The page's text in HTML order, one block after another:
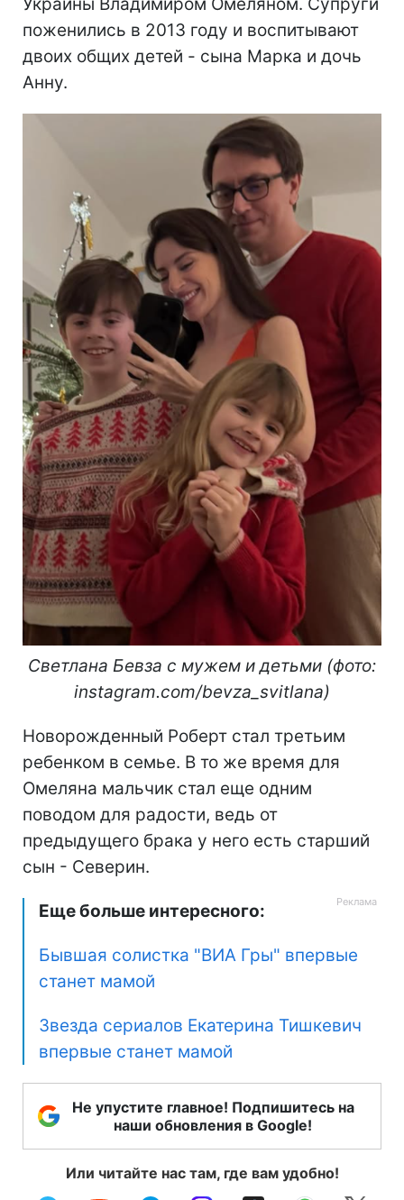
поженились в 2013 году и воспитывают
двоих общих детей - сына Марка и дочь
Анну.
Светлана Бевза с мужем и детьми (фото:
instagram.com/bevza_svitlana)
Новорожденный Роберт стал третьим
ребенком в семье. В то же время для
Омеляна мальчик стал еще одним
поводом для радости, ведь от
предыдущего брака у него есть старший
сын - Северин.
Еще больше интересного:
Бывшая солистка "ВИА Гры" впервые
станет мамой
Звезда сериалов Екатерина Тишкевич
впервые станет мамой
Не упустите главное! Подпишитесь на
наши обновления в Google!
Или читайте нас там, где вам удобно!